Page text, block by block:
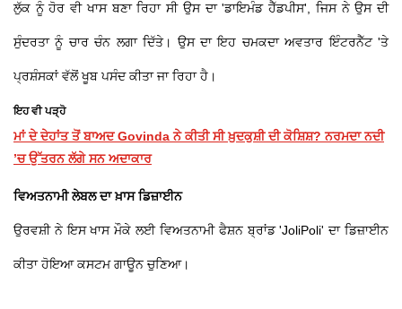
ਲੁੱਕ ਨੂੰ ਹੋਰ ਵੀ ਖਾਸ ਬਣਾ ਰਿਹਾ ਸੀ ਉਸ ਦਾ 'ਡਾਇਮੰਡ ਹੈੱਡਪੀਸ', ਜਿਸ ਨੇ ਉਸ ਦੀ
ਸੁੰਦਰਤਾ ਨੂੰ ਚਾਰ ਚੰਨ ਲਗਾ ਦਿੱਤੇ। ਉਸ ਦਾ ਇਹ ਚਮਕਦਾ ਅਵਤਾਰ ਇੰਟਰਨੈੱਟ 'ਤੇ
ਪ੍ਰਸ਼ੰਸਕਾਂ ਵੱਲੋਂ ਖੂਬ ਪਸੰਦ ਕੀਤਾ ਜਾ ਰਿਹਾ ਹੈ।
ਇਹ ਵੀ ਪੜ੍ਹੋ
ਮਾਂ ਦੇ ਦੇਹਾਂਤ ਤੋਂ ਬਾਅਦ Govinda ਨੇ ਕੀਤੀ ਸੀ ਖ਼ੁਦਕੁਸ਼ੀ ਦੀ ਕੋਸ਼ਿਸ਼? ਨਰਮਦਾ ਨਦੀ
’ਚ ਉੱਤਰਨ ਲੱਗੇ ਸਨ ਅਦਾਕਾਰ
ਵਿਅਤਨਾਮੀ ਲੇਬਲ ਦਾ ਖ਼ਾਸ ਡਿਜ਼ਾਈਨ
ਉਰਵਸ਼ੀ ਨੇ ਇਸ ਖਾਸ ਮੌਕੇ ਲਈ ਵਿਅਤਨਾਮੀ ਫੈਸ਼ਨ ਬ੍ਰਾਂਡ 'JoliPoli' ਦਾ ਡਿਜ਼ਾਈਨ
ਕੀਤਾ ਹੋਇਆ ਕਸਟਮ ਗਾਊਨ ਚੁਣਿਆ।